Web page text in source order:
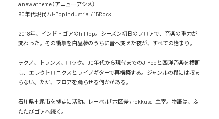
a new atheme（アニューアシメ）
90年代現代 / J-Pop Industrial / 15Rock
2018年、インド・ゴアのhilltop。シーズン初日のフロアで、音楽の重力が
変わった。その衝撃を白昼夢のうちに音へ変えた夜が、すべての始まり。
テクノ、トランス、ロック。90年代から現代までのJ-Popと西洋音楽を横断
し、エレクトロニクスとライブギターで再構築する。ジャンルの棚には収ま
らない。ただ、フロアを踊らせる何かがある。
石川県七尾市を拠点に活動。レーベル「六区差 / rokkusa」主宰。物語は、ふ
たたびゴアへ続く。